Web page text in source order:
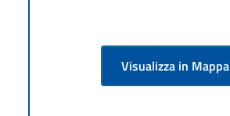
Visualizza in Mappa